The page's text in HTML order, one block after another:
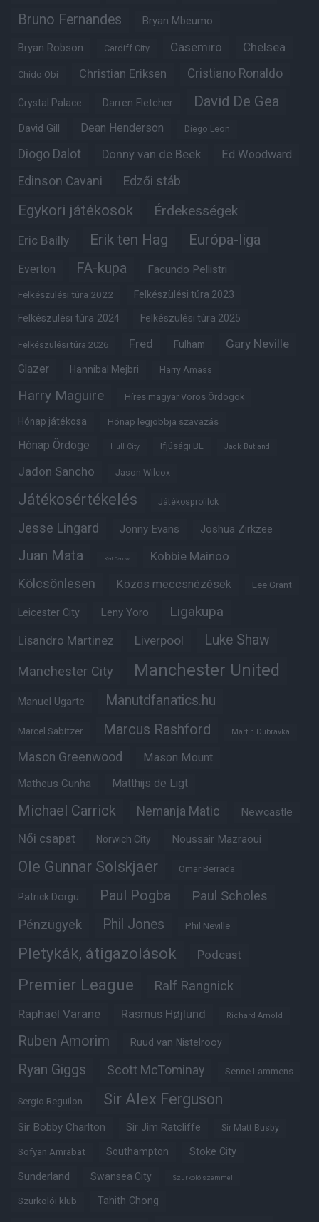
Bruno Fernandes Bryan Mbeumo
Bryan Robson Cardiff City Casemiro Chelsea
Chido Obi Christian Eriksen Cristiano Ronaldo
Crystal Palace Darren Fletcher David De Gea
David Gill Dean Henderson Diego Leon
Diogo Dalot Donny van de Beek Ed Woodward
Edinson Cavani Edzői stáb
Egykori játékosok Érdekességek
Eric Bailly Erik ten Hag Európa-liga
Everton FA-kupa Facundo Pellistri
Felkészülési túra 2022 Felkészülési túra 2023
Felkészülési túra 2024 Felkészülési túra 2025
Felkészülési túra 2026 Fred Fulham Gary Neville
Glazer Hannibal Mejbri Harry Amass
Harry Maguire Híres magyar Vörös Ördögök
Hónap játékosa Hónap legjobbja szavazás
Hónap Ördöge Hull City Ifjúsági BL Jack Butland
Jadon Sancho Jason Wilcox
Játékosértékelés Játékosprofilok
Jesse Lingard Jonny Evans Joshua Zirkzee
Juan Mata Karl Darlow Kobbie Mainoo
Kölcsönlesen Közös meccsnézések Lee Grant
Leicester City Leny Yoro Ligakupa
Lisandro Martinez Liverpool Luke Shaw
Manchester City Manchester United
Manuel Ugarte Manutdfanatics.hu
Marcel Sabitzer Marcus Rashford Martin Dubravka
Mason Greenwood Mason Mount
Matheus Cunha Matthijs de Ligt
Michael Carrick Nemanja Matic Newcastle
Női csapat Norwich City Noussair Mazraoui
Ole Gunnar Solskjaer Omar Berrada
Patrick Dorgu Paul Pogba Paul Scholes
Pénzügyek Phil Jones Phil Neville
Pletykák, átigazolások Podcast
Premier League Ralf Rangnick
Raphaël Varane Rasmus Højlund Richard Arnold
Ruben Amorim Ruud van Nistelrooy
Ryan Giggs Scott McTominay Senne Lammens
Sergio Reguilon Sir Alex Ferguson
Sir Bobby Charlton Sir Jim Ratcliffe Sir Matt Busby
Sofyan Amrabat Southampton Stoke City
Sunderland Swansea City Szurkoló szemmel
Szurkolói klub Tahith Chong